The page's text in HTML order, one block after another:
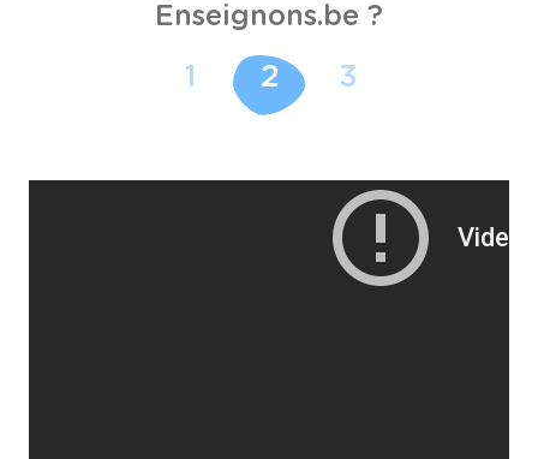
Enseignons.be ?
1 2 3